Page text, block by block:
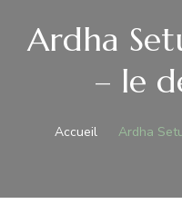
Ardha
– le
Accueil Ardha